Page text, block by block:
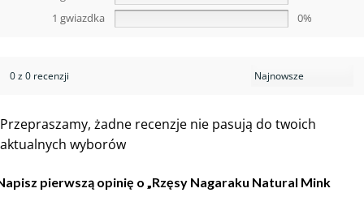
1 gwiazdka
0%
0 z 0 recenzji
Przepraszamy, żadne recenzje nie pasują do twoich
aktualnych wyborów
pierwszą opinię o „Rzęsy Nagaraku Natural Mink